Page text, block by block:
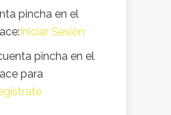
pincha en el
Iniciar Sesión
pincha en el
para